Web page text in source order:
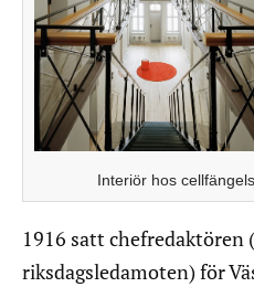
Interiör hos
1916 satt chefredaktören
riksdagsledamoten) för